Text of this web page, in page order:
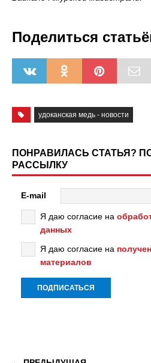
Поделиться
удоканская медь - новости
ПОНРАВИЛАСЬ СТАТЬЯ?
РАССЫЛКУ
E-mail
Я даю согласие на
данных
Я даю согласие на
материалов